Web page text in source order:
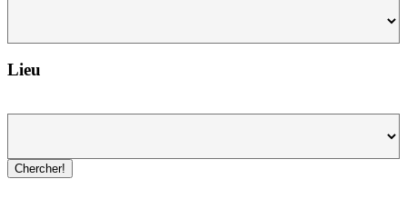
Lieu
Chercher!